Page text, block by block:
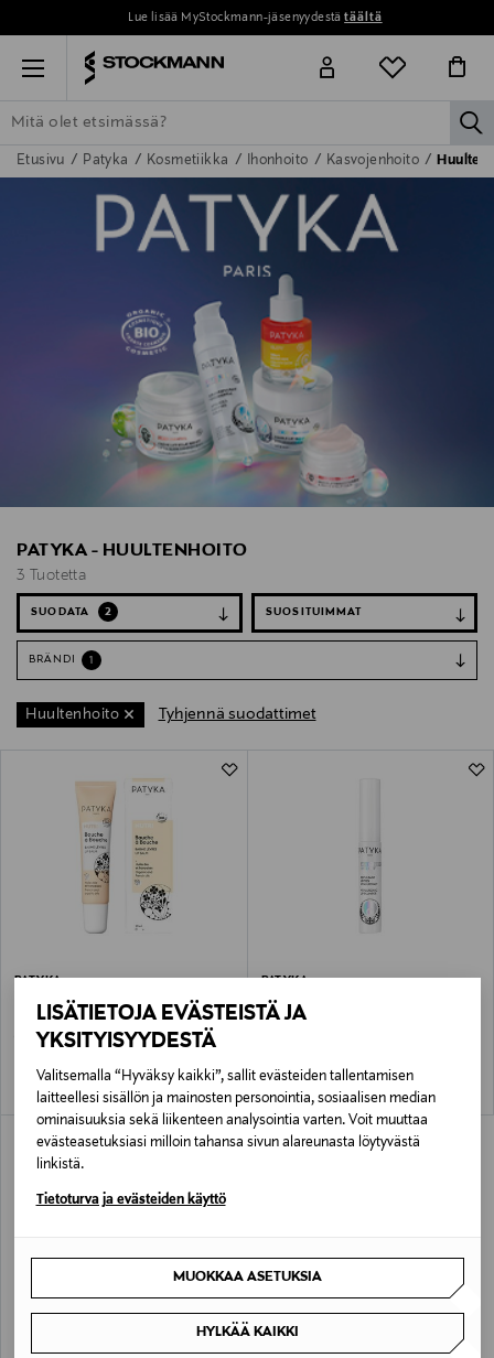
LISÄTIETOJA EVÄSTEISTÄ JA
YKSITYISYYDESTÄ
Valitsemalla “Hyväksy kaikki”, sallit evästeiden tallentamisen
laitteellesi sisällön ja mainosten personointia, sosiaalisen median
ominaisuuksia sekä liikenteen analysointia varten. Voit muuttaa
evästeasetuksiasi milloin tahansa sivun alareunasta löytyvästä
linkistä.
Tietoturva ja evästeiden käyttö
MUOKKAA ASETUKSIA
HYLKÄÄ KAIKKI
Lue lisää MyStockmann-jäsenyydestätäältä
Menu
ETSI KAIKKI NAISET MIEHET LAPSET KOTI
Etusivu Patyka Kosmetiikka Ihonhoito Kasvojenhoito
PATYKA - HUULTENHOITO
3 Tuotetta
SUODATA 2
BRÄNDI 1
Huultenhoito Tyhjennä suodattimet
PATYKA
Bouche à Bouche Lip Balm -huulivoide
10 ml
Original Price
11,00 €
PATYKA
Hyaluronic Lip Plumper -huulivoide
Original Price